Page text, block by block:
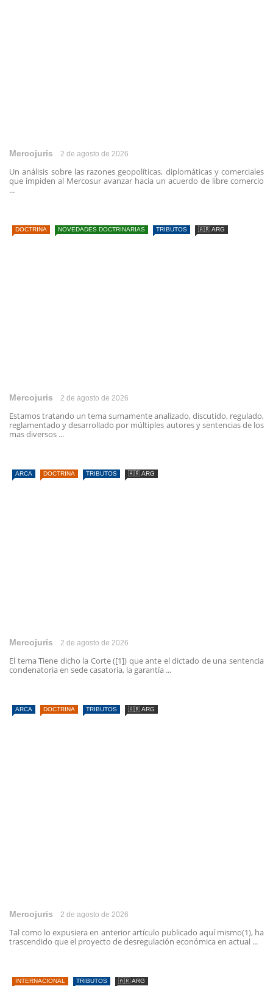
Mercojuris 2 de agosto de 2026
Un análisis sobre las razones geopolíticas, diplomáticas y comerciales
que impiden al Mercosur avanzar hacia un acuerdo de libre comercio
...
DOCTRINA NOVEDADES DOCTRINARIAS TRIBUTOS 🇦🇷 ARG
Mercojuris 2 de agosto de 2026
Estamos tratando un tema sumamente analizado, discutido, regulado,
reglamentado y desarrollado por múltiples autores y sentencias de los
mas diversos ...
ARCA DOCTRINA TRIBUTOS 🇦🇷 ARG
Mercojuris 2 de agosto de 2026
El tema Tiene dicho la Corte ([1]) que ante el dictado de una sentencia
condenatoria en sede casatoria, la garantía ...
ARCA DOCTRINA TRIBUTOS 🇦🇷 ARG
Mercojuris 2 de agosto de 2026
Tal como lo expusiera en anterior artículo publicado aquí mismo(1), ha
trascendido que el proyecto de desregulación económica en actual ...
INTERNACIONAL TRIBUTOS 🇦🇷 ARG